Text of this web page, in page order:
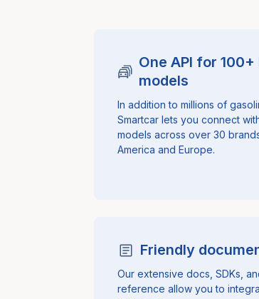
One API for 100+
models
In addition to millions of
Smartcar lets you connect
models across over 30
America and Europe.
Friendly
Our extensive docs, SDKs,
reference allow you to